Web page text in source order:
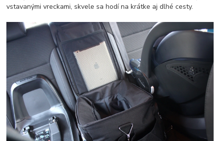
vstavanými vreckami, skvele sa hodí na krátke aj dlhé cesty.